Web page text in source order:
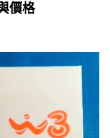
價格